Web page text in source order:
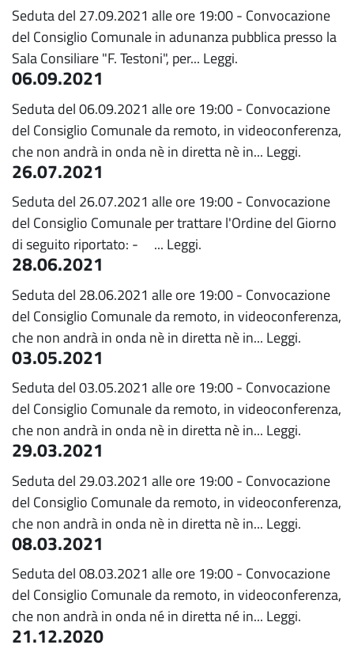
Seduta del 27.09.2021 alle ore 19:00 - Convocazione
del Consiglio Comunale in adunanza pubblica presso la
Sala Consiliare "F. Testoni", per... Leggi.
06.09.2021
Seduta del 06.09.2021 alle ore 19:00 - Convocazione
del Consiglio Comunale da remoto, in videoconferenza,
che non andrà in onda nè in diretta nè in... Leggi.
26.07.2021
Seduta del 26.07.2021 alle ore 19:00 - Convocazione
del Consiglio Comunale per trattare l'Ordine del Giorno
di seguito riportato: - ... Leggi.
28.06.2021
Seduta del 28.06.2021 alle ore 19:00 - Convocazione
del Consiglio Comunale da remoto, in videoconferenza,
che non andrà in onda nè in diretta nè in... Leggi.
03.05.2021
Seduta del 03.05.2021 alle ore 19:00 - Convocazione
del Consiglio Comunale da remoto, in videoconferenza,
che non andrà in onda nè in diretta nè in... Leggi.
29.03.2021
Seduta del 29.03.2021 alle ore 19:00 - Convocazione
del Consiglio Comunale da remoto, in videoconferenza,
che non andrà in onda nè in diretta nè in... Leggi.
08.03.2021
Seduta del 08.03.2021 alle ore 19:00 - Convocazione
del Consiglio Comunale da remoto, in videoconferenza,
che non andrà in onda né in diretta né in... Leggi.
21.12.2020